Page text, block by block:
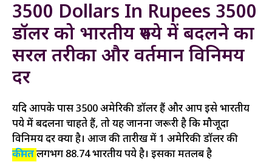
3500 Dollars In Rupees 3500
डॉलर को भारतीय रुपये में बदलने का
सरल तरीका और वर्तमान विनिमय
दर
यदि आपके पास 3500 अमेरिकी डॉलर हैं और आप इसे भारतीय
रुपये में बदलना चाहते हैं, तो यह जानना जरूरी है कि मौजूदा
विनिमय दर क्या है। आज की तारीख में 1 अमेरिकी डॉलर की
कीमतलगभग 88.74 भारतीय रुपये है। इसका मतलब है